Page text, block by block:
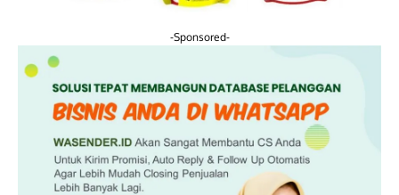
-Sponsored-